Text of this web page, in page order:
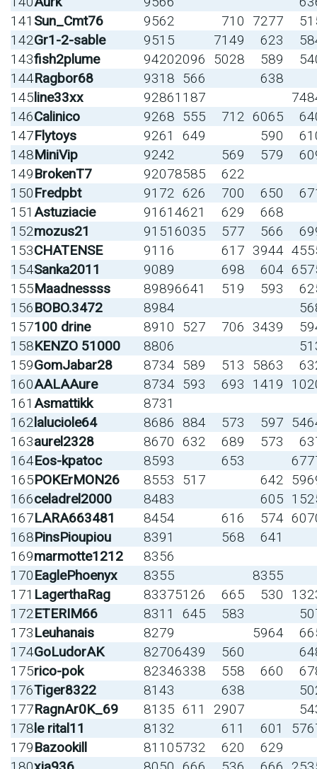
141 Sun_Cmt76 9562 710 7277
142Gr1-2-sable 9515 7149 623
143fish2plume 94202096 5028 589
144Ragbor68 9318 566
638
145line33xx 92861187
146Calinico 9268 555 712 6065
147Flytoys 9261 649 590
148MiniVip 9242 569 579
149BrokenT7 92078585
622
150Fredpbt 9172 626 700 650
151 Astuziacie 9161 4621 629
668
152mozus21 9151 6035 577 566
153CHATENSE 9116 617 3944
154Sanka2011 9089 698 604
155Maadnessss 89896641 519 593
156BOBO.3472 8984
157100 drine 8910 527 706 3439
158KENZO 51000 8806
159GomJabar28 8734 589 513 5863
160AALAAure 8734 593 693 1419
161 Asmattikk
8731
162laluciole64 8686 884 573 597
163aurel2328 8670 632 689 573
164Eos-kpatoc 8593 653
165POKErMON26 8553 517 642
166celadrel2000 8483 605
167LARA663481 8454 616 574
168PinsPioupiou 8391 568
641
169marmotte1212
8356
170EaglePhoenyx 8355
8355
171 LagerthaRag 83375126 665 530
172ETERIM66 8311 645 583
173Leuhanais 8279 5964
174GoLudorAK 82706439 560
175rico-pok 82346338 558 660
176Tiger8322 8143 638
177RagnAr0K_69 8135 611 2907
178le rital11 8132 611 601
179Bazookill 81105732 620
629